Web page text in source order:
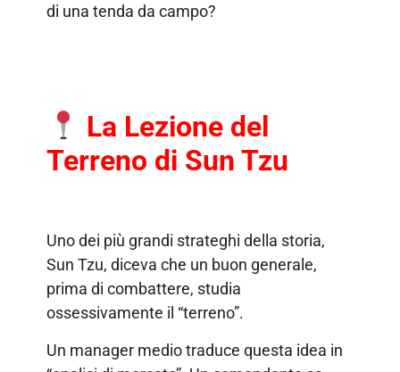
di una tenda da campo?
La Lezione del
Terreno di Sun Tzu
Uno dei più grandi strateghi della storia,
Sun Tzu, diceva che un buon generale,
prima di combattere, studia
ossessivamente il “terreno”.
Un manager medio traduce questa idea in